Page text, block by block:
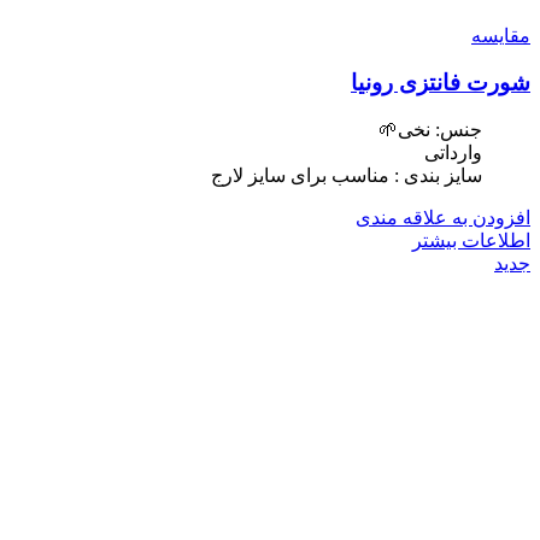
مقایسه
شورت فانتزی رونیا
جنس: نخی🌱
وارداتی
سایز بندی : مناسب برای سایز لارج
افزودن به علاقه مندی
اطلاعات بیشتر
جدید